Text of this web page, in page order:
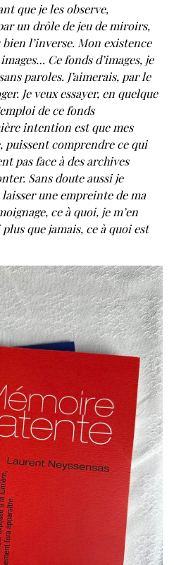
que je les observe,
un drôle de jeu de miroirs,
l’inverse. Mon existence
Ce fonds d’images, je
paroles. J’aimerais, par le
Je veux essayer, en quelque
de ce fonds
intention est que mes
puissent comprendre ce qui
pas face à des archives
Sans doute aussi je
une empreinte de ma
ce à quoi, je m’en
que jamais, ce à quoi est